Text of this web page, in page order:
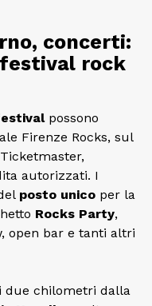
concerti:
rock
possono
Firenze Rocks, sul
autorizzati. I
posto unico per la
Rocks Party,
open bar e tanti altri
due chilometri dalla